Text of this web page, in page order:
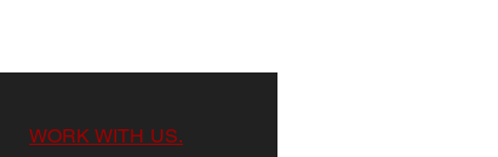
WORK WITH US.